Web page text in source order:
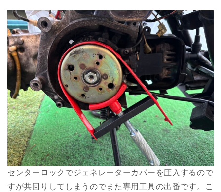
センターロックでジェネレーターカバーを圧入するので
すが共回りしてしまうのでまた専用工具の出番です。こ